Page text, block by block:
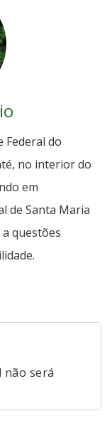
Federal do
no interior do
em
de Santa Maria
a questões
não será